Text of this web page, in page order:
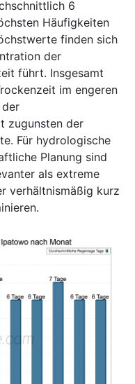
6
Häufigkeiten
finden sich
der
führt. Insgesamt
im engeren
der
zugunsten der
Für hydrologische
Planung sind
als extreme
verhältnismäßig kurz